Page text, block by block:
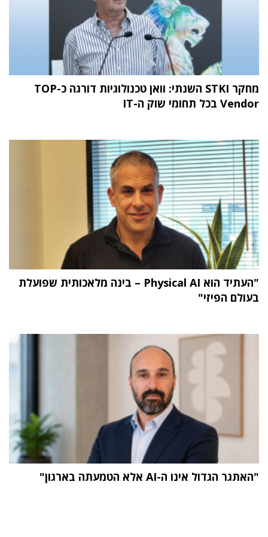
מחקר STKI השנתי: וואן טכנולוגיות דורגה כ-TOP
Vendor בכל תחומי שוק ה-IT
"העתיד הוא Physical AI – בינה מלאכותית שפועלת
בעולם הפיזי"
"האתגר הגדול אינו ה-AI אלא הטמעתה בארגון"